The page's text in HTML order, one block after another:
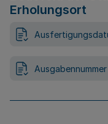
Erholungsort
Ausgabennummer